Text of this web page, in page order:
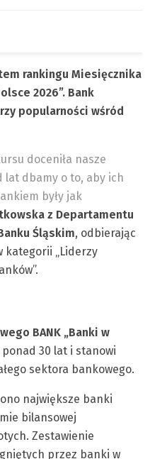
rankingu Miesięcznika
2026”. Bank
popularności wśród
doceniła nasze
lat dbamy o to, aby ich
były jak
z Departamentu
Śląskim, odbierając
kategorii „Liderzy
BANK „Banki w
30 lat i stanowi
sektora bankowego.
największe banki
bilansowej
Zestawienie
przez banki w